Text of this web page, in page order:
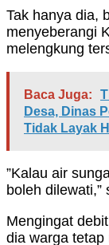
Tak hanya dia,
menyeberangi
melengkung
Baca Juga:
Desa, Dinas
Tidak Layak
”Kalau air
boleh
Mengingat
dia warga tetap